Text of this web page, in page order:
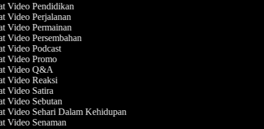
Video Pendidikan
Video Perjalanan
Video Permainan
Video Persembahan
Video Podcast
Video Promo
Video Q&A
Video Reaksi
Video Satira
Video Sebutan
Video Sehari Dalam Kehidupan
Video Senaman